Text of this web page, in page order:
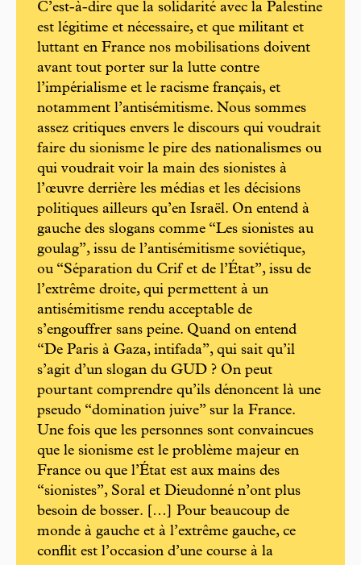
C’est-à-dire que la solidarité avec la Palestine
est légitime et nécessaire, et que militant et
luttant en France nos mobilisations doivent
avant tout porter sur la lutte contre
l’impérialisme et le racisme français, et
notamment l’antisémitisme. Nous sommes
assez critiques envers le discours qui voudrait
faire du sionisme le pire des nationalismes ou
qui voudrait voir la main des sionistes à
l’œuvre derrière les médias et les décisions
politiques ailleurs qu’en Israël. On entend à
gauche des slogans comme “Les sionistes au
goulag”, issu de l’antisémitisme soviétique,
ou “Séparation du Crif et de l’État”, issu de
l’extrême droite, qui permettent à un
antisémitisme rendu acceptable de
s’engouffrer sans peine. Quand on entend
“De Paris à Gaza, intifada”, qui sait qu’il
s’agit d’un slogan du GUD ? On peut
pourtant comprendre qu’ils dénoncent là une
pseudo “domination juive” sur la France.
Une fois que les personnes sont convaincues
que le sionisme est le problème majeur en
France ou que l’État est aux mains des
“sionistes”, Soral et Dieudonné n’ont plus
besoin de bosser. […] Pour beaucoup de
monde à gauche et à l’extrême gauche, ce
conflit est l’occasion d’une course à la